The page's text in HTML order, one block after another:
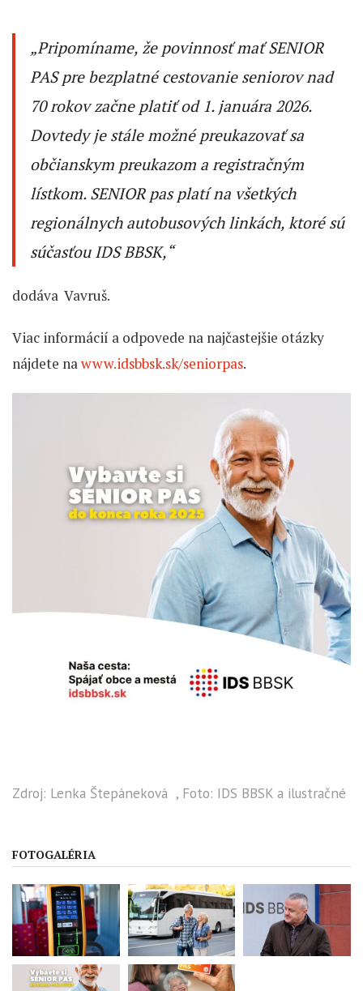
„Pripomíname, že povinnosť mať SENIOR
PAS pre bezplatné cestovanie seniorov nad
70 rokov začne platiť od 1. januára 2026.
Dovtedy je stále možné preukazovať sa
občianskym preukazom a registračným
lístkom. SENIOR pas platí na všetkých
regionálnych autobusových linkách, ktoré sú
súčasťou IDS BBSK,“
dodáva Vavruš.
Viac informácií a odpovede na najčastejšie otázky
nájdete nawww.idsbbsk.sk/seniorpas.
Zdroj: Lenka Štepáneková , Foto: IDS BBSK a ilustračné
FOTOGALÉRIA